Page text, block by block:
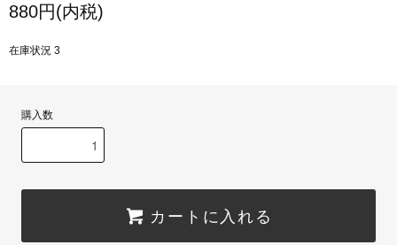
880円(内税)
在庫状況 3
購入数
カートに入れる